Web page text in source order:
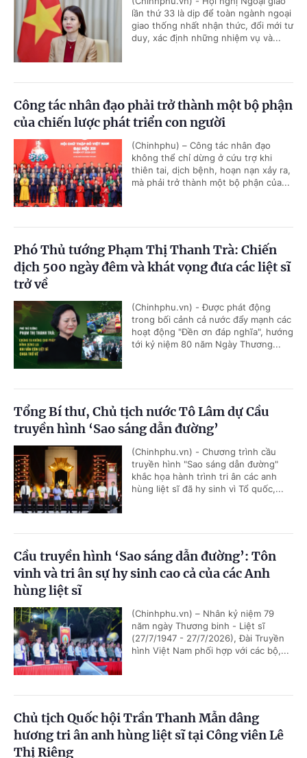
lần thứ 33 là dịp để toàn ngành ngoại
giao thống nhất nhận thức, đổi mới tư
duy, xác định những nhiệm vụ và...
Công tác nhân đạo phải trở thành một bộ phận
của chiến lược phát triển con người
(Chinhphu) – Công tác nhân đạo
không thể chỉ dừng ở cứu trợ khi
thiên tai, dịch bệnh, hoạn nạn xảy ra,
mà phải trở thành một bộ phận của...
Phó Thủ tướng Phạm Thị Thanh Trà: Chiến
dịch 500 ngày đêm và khát vọng đưa các liệt sĩ
trở về
(Chinhphu.vn) - Được phát động
trong bối cảnh cả nước đẩy mạnh các
hoạt động "Đền ơn đáp nghĩa", hướng
tới kỷ niệm 80 năm Ngày Thương...
Tổng Bí thư, Chủ tịch nước Tô Lâm dự Cầu
truyền hình ‘Sao sáng dẫn đường’
(Chinhphu.vn) - Chương trình cầu
truyền hình "Sao sáng dẫn đường"
khắc họa hành trình tri ân các anh
hùng liệt sĩ đã hy sinh vì Tổ quốc,...
Cầu truyền hình ‘Sao sáng dẫn đường’: Tôn
vinh và tri ân sự hy sinh cao cả của các Anh
hùng liệt sĩ
(Chinhphu.vn) – Nhân kỷ niệm 79
năm ngày Thương binh - Liệt sĩ
(27/7/1947 - 27/7/2026), Đài Truyền
hình Việt Nam phối hợp với các bộ,...
Chủ tịch Quốc hội Trần Thanh Mẫn dâng
hương tri ân anh hùng liệt sĩ tại Công viên Lê
Thị Riêng